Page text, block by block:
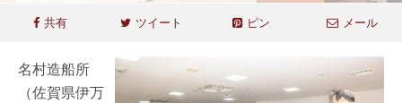
共有 ツイート ピン メール
名村造船所
（佐賀県伊万